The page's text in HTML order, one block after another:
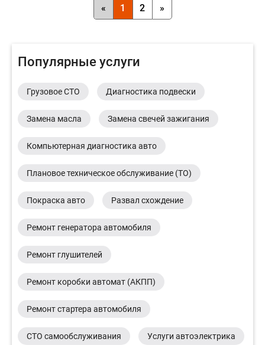
« 1 2 »
Популярные услуги
Грузовое СТО Диагностика подвески
Замена масла Замена свечей зажигания
Компьютерная диагностика авто
Плановое техническое обслуживание (ТО)
Покраска авто Развал схождение
Ремонт генератора автомобиля
Ремонт глушителей
Ремонт коробки автомат (АКПП)
Ремонт стартера автомобиля
СТО самообслуживания Услуги автоэлектрика